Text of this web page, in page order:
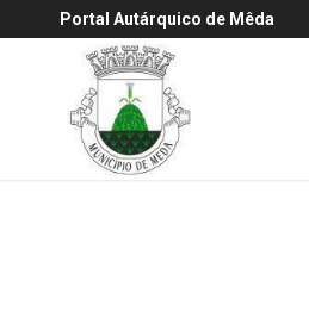
Portal Autárquico de Mêda